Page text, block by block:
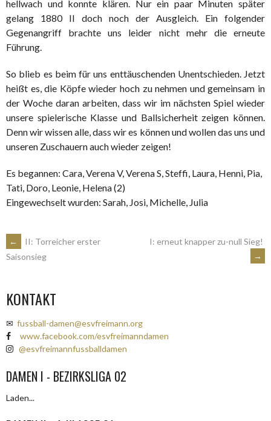
hellwach und konnte klären. Nur ein paar Minuten später
gelang 1880 II doch noch der Ausgleich. Ein folgender
Gegenangriff brachte uns leider nicht mehr die erneute
Führung.
So blieb es beim für uns enttäuschenden Unentschieden. Jetzt
heißt es, die Köpfe wieder hoch zu nehmen und gemeinsam in
der Woche daran arbeiten, dass wir im nächsten Spiel wieder
unsere spielerische Klasse und Ballsicherheit zeigen können.
Denn wir wissen alle, dass wir es können und wollen das uns und
unseren Zuschauern auch wieder zeigen!
Es begannen: Cara, Verena V, Verena S, Steffi, Laura, Henni, Pia,
Tati, Doro, Leonie, Helena (2)
Eingewechselt wurden: Sarah, Josi, Michelle, Julia
ARTIKEL-
←
II: Torreicher erster
Saisonsieg
I: erneut knapper zu-null Sieg!
→
KONTAKT
✉ fussball-damen@esvfreimann.org
www.facebook.com/esvfreimanndamen
@esvfreimannfussballdamen
DAMEN I - BEZIRKSLIGA 02
Laden...